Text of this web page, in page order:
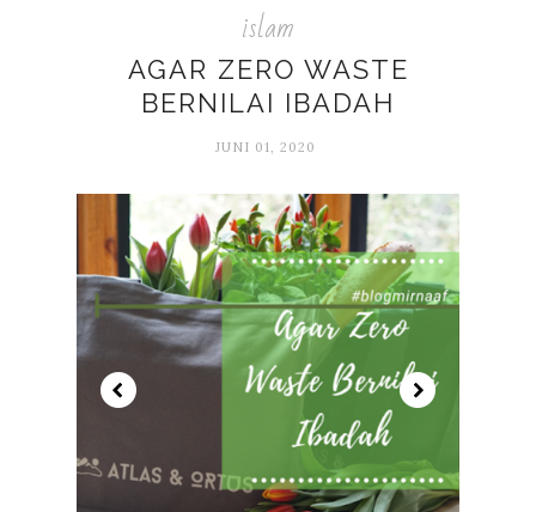
islam
AGAR ZERO WASTE
BERNILAI IBADAH
JUNI 01, 2020